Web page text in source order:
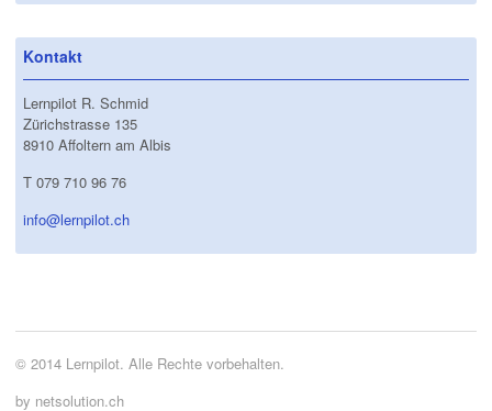
Kontakt
Lernpilot R. Schmid
Zürichstrasse 135
8910 Affoltern am Albis
T 079 710 96 76
info@lernpilot.ch
© 2014 Lernpilot. Alle Rechte vorbehalten.
by netsolution.ch